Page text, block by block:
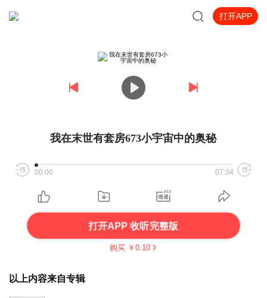
打开APP
我在末世有套房673小宇宙中的奥秘
00:00 07:34
打开APP 收听完整版
购买 ￥ 0.10
以上内容来自专辑